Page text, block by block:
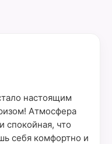
настоящим
Атмосфера
спокойная, что
себя комфортно и